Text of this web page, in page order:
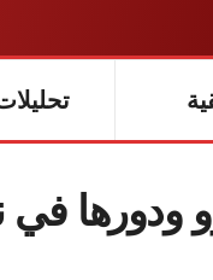
ودورها في